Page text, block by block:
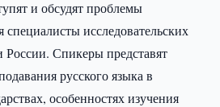
и обсудят проблемы
специалисты исследовательских
России. Спикеры представят
русского языка в
особенностях изучения